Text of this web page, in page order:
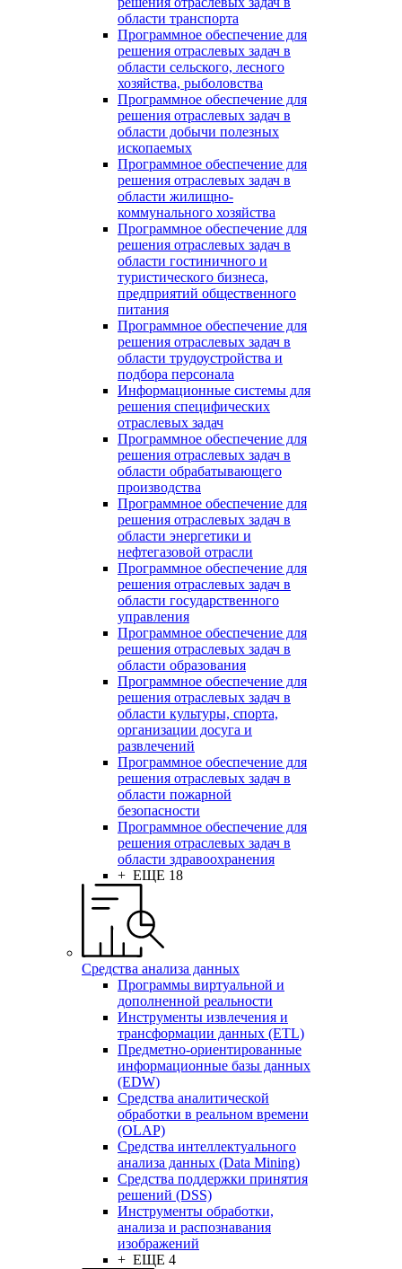
области транспорта
Программное обеспечение для
решения отраслевых задач в
области сельского, лесного
хозяйства, рыболовства
Программное обеспечение для
решения отраслевых задач в
области добычи полезных
ископаемых
Программное обеспечение для
решения отраслевых задач в
области жилищно-
коммунального хозяйства
Программное обеспечение для
решения отраслевых задач в
области гостиничного и
туристического бизнеса,
предприятий общественного
питания
Программное обеспечение для
решения отраслевых задач в
области трудоустройства и
подбора персонала
Информационные системы для
решения специфических
отраслевых задач
Программное обеспечение для
решения отраслевых задач в
области обрабатывающего
производства
Программное обеспечение для
решения отраслевых задач в
области энергетики и
нефтегазовой отрасли
Программное обеспечение для
решения отраслевых задач в
области государственного
управления
Программное обеспечение для
решения отраслевых задач в
области образования
Программное обеспечение для
решения отраслевых задач в
области культуры, спорта,
организации досуга и
развлечений
Программное обеспечение для
решения отраслевых задач в
области пожарной
безопасности
Программное обеспечение для
решения отраслевых задач в
области здравоохранения
+ ЕЩЕ 18
Средства анализа данных
Программы виртуальной и
дополненной реальности
Инструменты извлечения и
трансформации данных (ETL)
Предметно-ориентированные
информационные базы данных
(EDW)
Средства аналитической
обработки в реальном времени
(OLAP)
Средства интеллектуального
анализа данных (Data Mining)
Средства поддержки принятия
решений (DSS)
Инструменты обработки,
анализа и распознавания
изображений
+ ЕЩЕ 4